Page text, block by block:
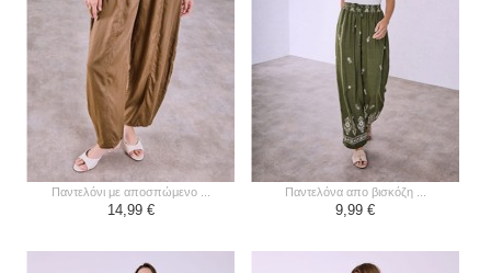
παντελόνι με αποσπώμενο ...
14,99 €
παντελόνα απο βισκόζη ...
9,99 €